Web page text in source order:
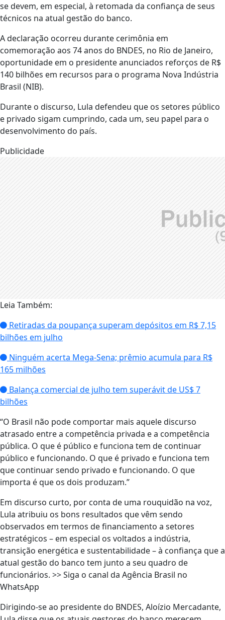
se devem, em especial, à retomada da confiança de seus
técnicos na atual gestão do banco.
A declaração ocorreu durante cerimônia em
comemoração aos 74 anos do BNDES, no Rio de Janeiro,
oportunidade em o presidente anunciados reforços de R$
140 bilhões em recursos para o programa Nova Indústria
Brasil (NIB).
Durante o discurso, Lula defendeu que os setores público
e privado sigam cumprindo, cada um, seu papel para o
desenvolvimento do país.
Publicidade
Leia Também:
Retiradas da poupança superam depósitos em R$ 7,15
bilhões em julho
Ninguém acerta Mega-Sena; prêmio acumula para R$
165 milhões
Balança comercial de julho tem superávit de US$ 7
bilhões
“O Brasil não pode comportar mais aquele discurso
atrasado entre a competência privada e a competência
pública. O que é público e funciona tem de continuar
público e funcionando. O que é privado e funciona tem
que continuar sendo privado e funcionando. O que
importa é que os dois produzam.”
Em discurso curto, por conta de uma rouquidão na voz,
Lula atribuiu os bons resultados que vêm sendo
observados em termos de financiamento a setores
estratégicos – em especial os voltados a indústria,
transição energética e sustentabilidade – à confiança que a
atual gestão do banco tem junto a seu quadro de
funcionários. >> Siga o canal da Agência Brasil no
WhatsApp
Dirigindo-se ao presidente do BNDES, Aloízio Mercadante,